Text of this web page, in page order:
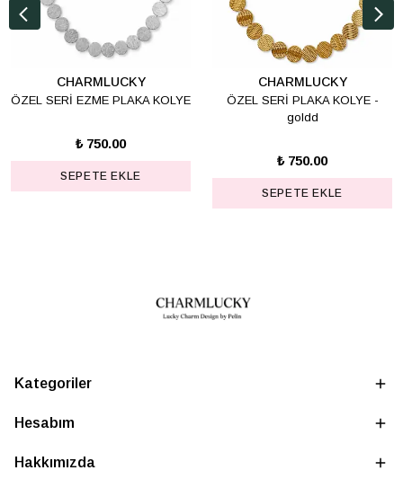
CHARMLUCKY
ÖZEL SERİ EZME PLAKA KOLYE
₺ 750.00
SEPETE EKLE
CHARMLUCKY
ÖZEL SERİ PLAKA KOLYE -
goldd
₺ 750.00
SEPETE EKLE
Kategoriler
Hesabım
Hakkımızda